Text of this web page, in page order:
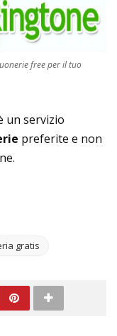
free per il tuo
un servizio
preferite e non
gratis